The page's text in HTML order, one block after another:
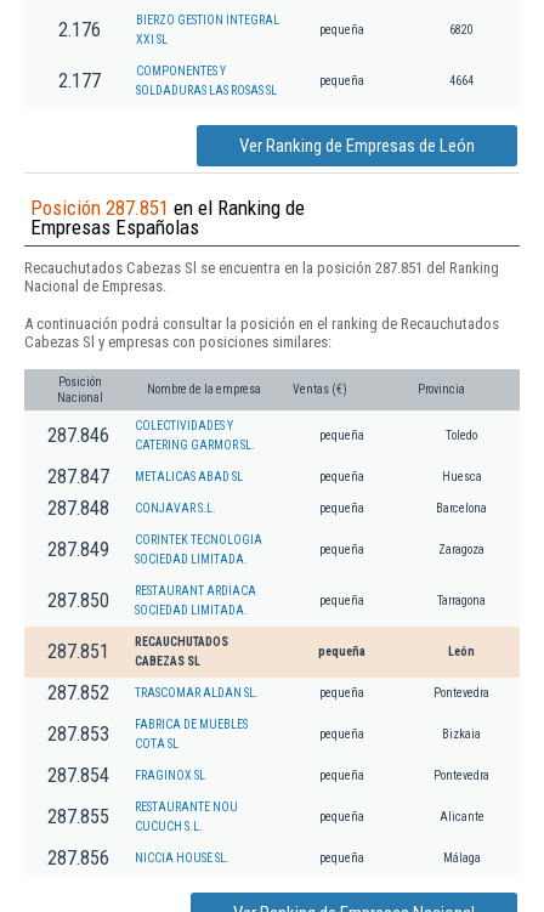
2.176
BIERZO GESTION INTEGRAL
XXI SL
pequeña 6820
2.177
COMPONENTES Y
SOLDADURAS LAS ROSAS SL
pequeña 4664
Ver Ranking de Empresas de León
Posición 287.851 en el Ranking de
Empresas Españolas
Recauchutados Cabezas Sl se encuentra en la posición 287.851 del Ranking
Nacional de Empresas.
A continuación podrá consultar la posición en el ranking de Recauchutados
Cabezas Sl y empresas con posiciones similares:
Posición
Nacional
Nombre de la empresa Ventas (€) Provincia
287.846
COLECTIVIDADES Y
CATERING GARMOR SL.
pequeña Toledo
287.847 METALICAS ABAD SL pequeña Huesca
287.848 CONJAVAR S.L. pequeña Barcelona
287.849
CORINTEK TECNOLOGIA
SOCIEDAD LIMITADA.
pequeña Zaragoza
287.850
RESTAURANT ARDIACA
SOCIEDAD LIMITADA.
pequeña Tarragona
287.851
RECAUCHUTADOS
CABEZAS SL
pequeña León
287.852 TRASCOMAR ALDAN SL. pequeña Pontevedra
287.853
FABRICA DE MUEBLES
COTA SL
pequeña Bizkaia
287.854 FRAGINOX SL pequeña Pontevedra
287.855
RESTAURANTE NOU
CUCUCH S.L.
pequeña Alicante
287.856 NICCIA HOUSE SL. pequeña Málaga